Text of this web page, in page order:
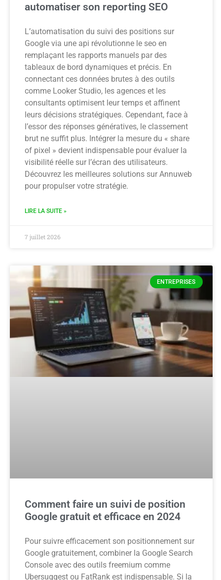
automatiser son reporting SEO
L’automatisation du suivi des positions sur
Google via une api révolutionne le seo en
remplaçant les rapports manuels par des
tableaux de bord dynamiques et précis. En
connectant ces données brutes à des outils
comme Looker Studio, les agences et les
consultants optimisent leur temps et affinent
leurs décisions stratégiques. Cependant, face à
l’essor des réponses génératives, le classement
brut ne suffit plus. Intégrer la mesure du « share
of pixel » devient indispensable pour évaluer la
visibilité réelle sur l’écran des utilisateurs.
Découvrez les meilleures solutions sur Annuweb
pour propulser votre stratégie.
LIRE LA SUITE »
7 juillet 2026
ENTREPRISES
Comment faire un suivi de position
Google gratuit et efficace en 2024
Pour suivre efficacement son positionnement sur
Google gratuitement, combiner la Google Search
Console avec des outils freemium comme
Ubersuggest ou FatRank est indispensable. Si la